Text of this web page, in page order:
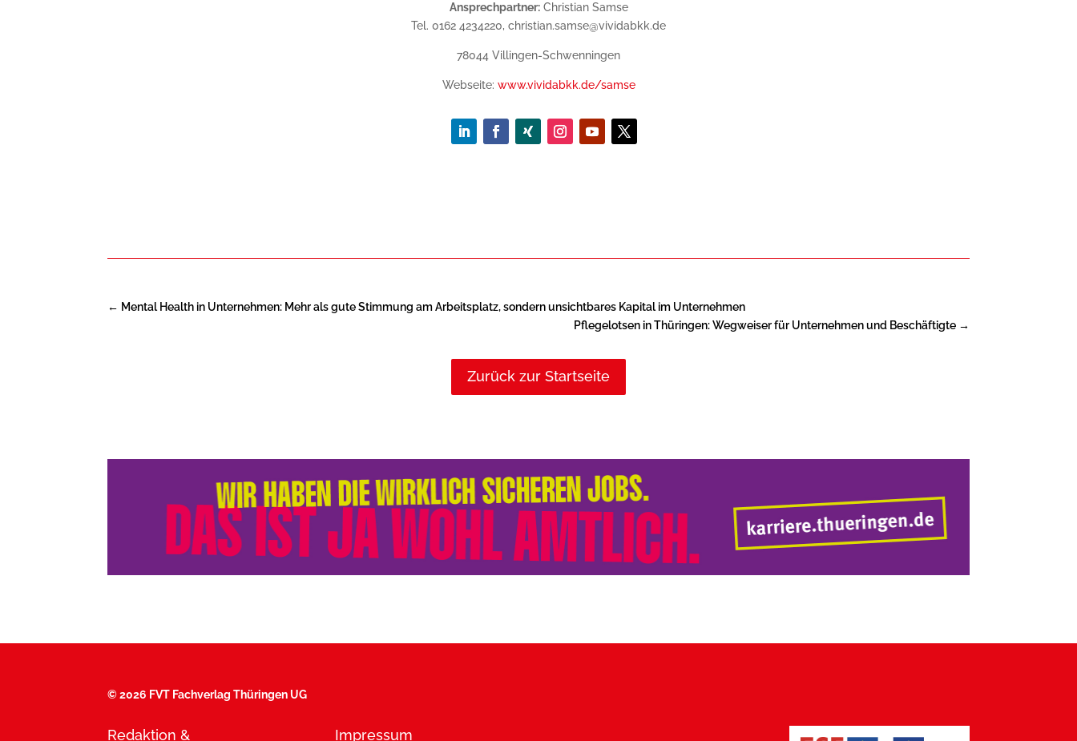
Ansprechpartner:Christian Samse
Tel. 0162 4234220, christian.samse@vividabkk.de
78044 Villingen-Schwenningen
Webseite: www.vividabkk.de/samse
← Mental Health in Unternehmen: Mehr als gute Stimmung am Arbeitsplatz, sondern unsichtbares Kapital im Unternehmen
Pflegelotsen in Thüringen: Wegweiser für Unternehmen und Beschäftigte→
Zurück zur Startseite
©2026 FVT Fachverlag Thüringen UG
Redaktion & Impressum